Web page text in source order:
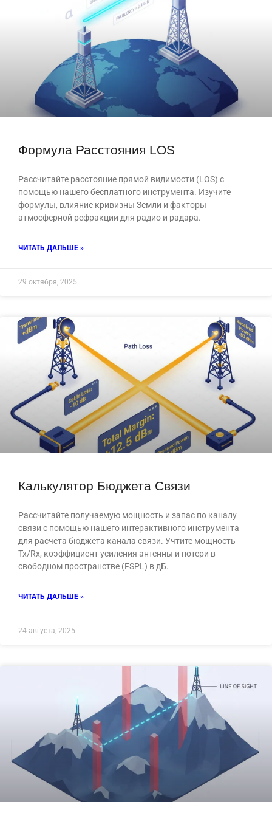
Формула Расстояния LOS
Рассчитайте расстояние прямой видимости (LOS) с
помощью нашего бесплатного инструмента. Изучите
формулы, влияние кривизны Земли и факторы
атмосферной рефракции для радио и радара.
ЧИТАТЬ ДАЛЬШЕ »
29 октября, 2025
Калькулятор Бюджета Связи
Рассчитайте получаемую мощность и запас по каналу
связи с помощью нашего интерактивного инструмента
для расчета бюджета канала связи. Учтите мощность
Tx/Rx, коэффициент усиления антенны и потери в
свободном пространстве (FSPL) в дБ.
ЧИТАТЬ ДАЛЬШЕ »
24 августа, 2025